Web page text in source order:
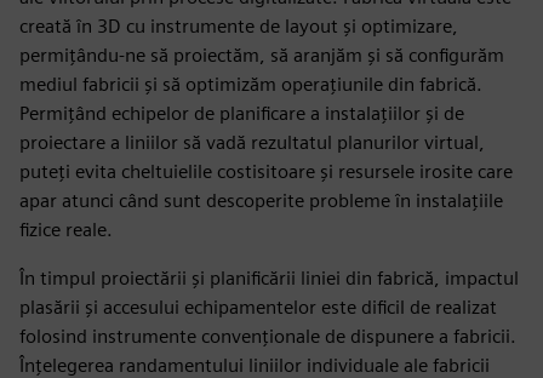
creată în 3D cu instrumente de layout și optimizare,
permițându-ne să proiectăm, să aranjăm și să configurăm
mediul fabricii și să optimizăm operațiunile din fabrică.
Permițând echipelor de planificare a instalațiilor și de
proiectare a liniilor să vadă rezultatul planurilor virtual,
puteți evita cheltuielile costisitoare și resursele irosite care
apar atunci când sunt descoperite probleme în instalațiile
fizice reale.
În timpul proiectării și planificării liniei din fabrică, impactul
plasării și accesului echipamentelor este dificil de realizat
folosind instrumente convenționale de dispunere a fabricii.
Înțelegerea randamentului liniilor individuale ale fabricii